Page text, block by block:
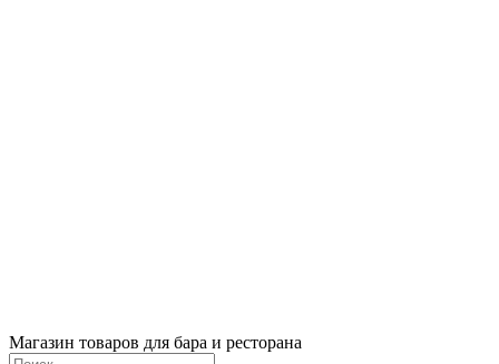
Магазин товаров для бара и ресторана